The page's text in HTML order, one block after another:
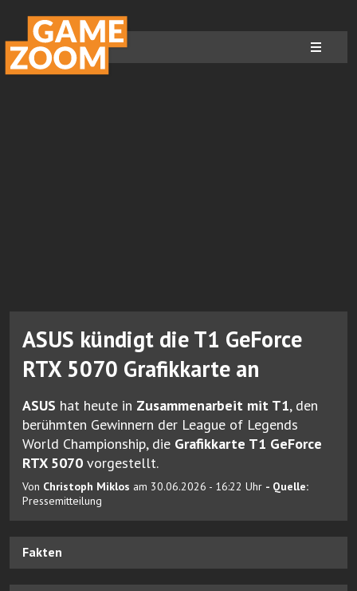
ASUS kündigt die T1 GeForce
RTX 5070 Grafikkarte an
ASUS hat heute in Zusammenarbeit mit T1, den
berühmten Gewinnern der League of Legends
World Championship, die Grafikkarte T1 GeForce
RTX 5070 vorgestellt.
Von Christoph Miklos am 30.06.2026 - 16:22 Uhr - Quelle:
Pressemitteilung
Fakten